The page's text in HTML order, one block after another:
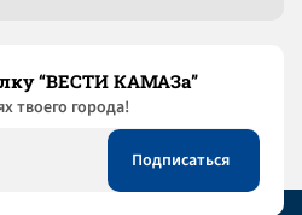
“ВЕСТИ КАМАЗа”
твоего города!